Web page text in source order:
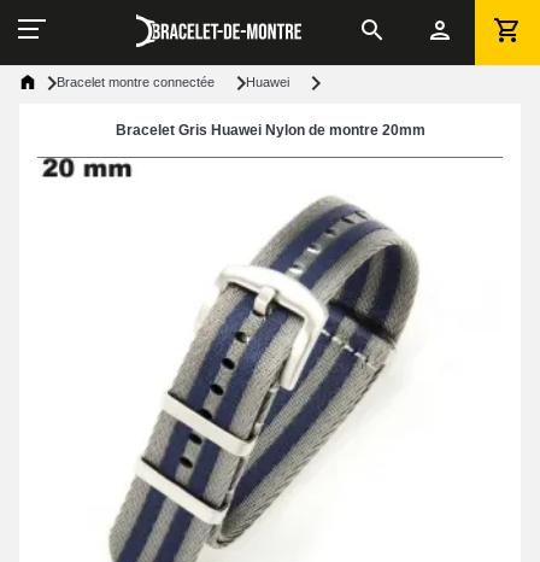
Bracelet montre connectée Huawei
Bracelet Gris Huawei Nylon de montre 20mm